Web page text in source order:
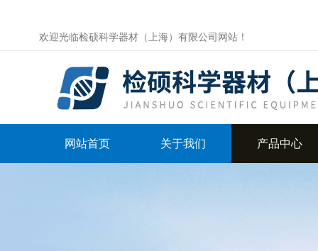
欢迎光临检硕科学器材（上海）有限公司网站！
网站首页 关于我们 产品中心